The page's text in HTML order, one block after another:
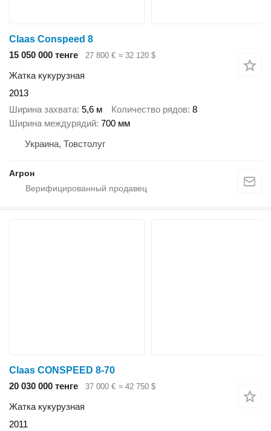
Claas Conspeed 8
15 050 000 тенге
27 800 € ≈ 32 120 $
Жатка кукурузная
2013
Ширина захвата 5,6 м Количество рядов 8
Ширина междурядий 700 мм
Украина, Товстолуг
Агрон
Claas CONSPEED 8-70
20 030 000 тенге
37 000 € ≈ 42 750 $
Жатка кукурузная
2011